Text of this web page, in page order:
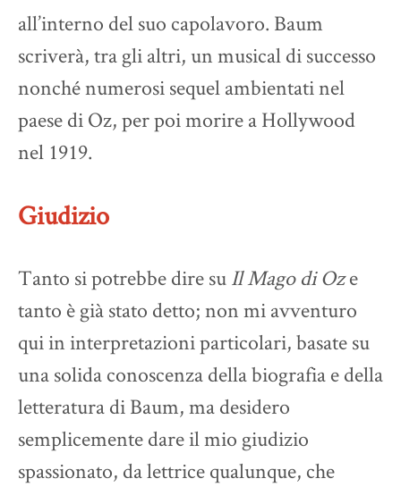
all’interno del suo capolavoro. Baum
scriverà, tra gli altri, un musical di successo
nonché numerosi sequel ambientati nel
paese di Oz, per poi morire a Hollywood
nel 1919.
Giudizio
Tanto si potrebbe dire suIl Mago di Oze
tanto è già stato detto; non mi avventuro
qui in interpretazioni particolari, basate su
una solida conoscenza della biografia e della
letteratura di Baum, ma desidero
semplicemente dare il mio giudizio
spassionato, da lettrice qualunque, che